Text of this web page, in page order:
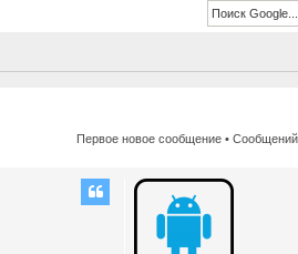
Первое новое сообщение •